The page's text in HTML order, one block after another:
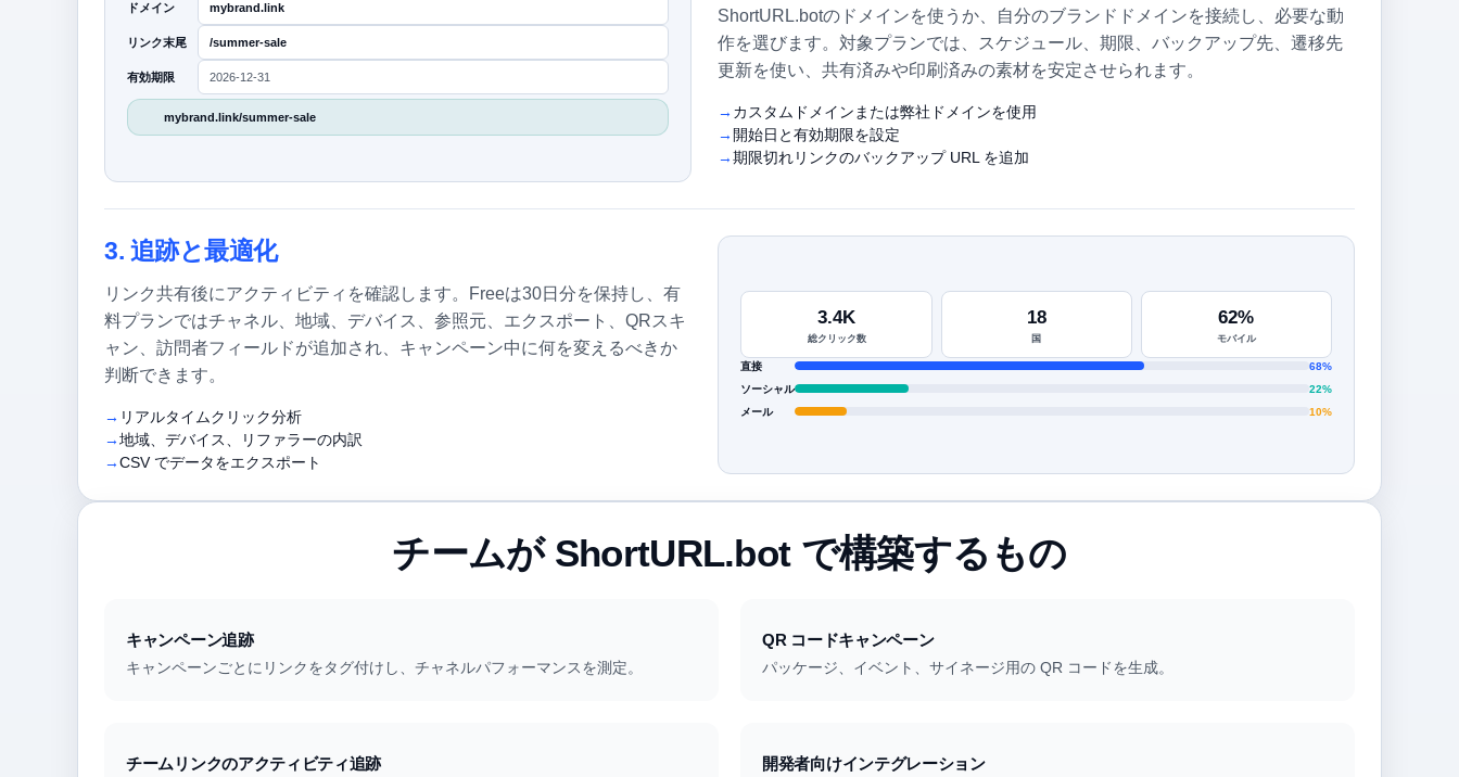
ShortURL.botのドメインを使うか、自分のブランドドメインを接続し、必要な動
作を選びます。対象プランでは、スケジュール、期限、バックアップ先、遷移先
更新を使い、共有済みや印刷済みの素材を安定させられます。
カスタムドメインまたは弊社ドメインを使用
開始日と有効期限を設定
期限切れリンクのバックアップ URL を追加
ドメイン mybrand.link
リンク末尾 /summer-sale
有効期限 2026-12-31
mybrand.link/summer-sale
3. 追跡と最適化
リンク共有後にアクティビティを確認します。Freeは30日分を保持し、有
料プランではチャネル、地域、デバイス、参照元、エクスポート、QRスキ
ャン、訪問者フィールドが追加され、キャンペーン中に何を変えるべきか
判断できます。
リアルタイムクリック分析
地域、デバイス、リファラーの内訳
CSV でデータをエクスポート
3.4K
総クリック数
18
国
62%
モバイル
直接
68%
ソーシャル
22%
メール
10%
チームが ShortURL.bot で構築するもの
キャンペーン追跡
キャンペーンごとにリンクをタグ付けし、チャネルパフォーマンスを測定。
QR コードキャンペーン
パッケージ、イベント、サイネージ用の QR コードを生成。
チームリンクのアクティビティ追跡 開発者向けインテグレーション